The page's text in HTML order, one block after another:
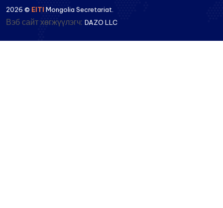
2026 © EITI Mongolia Secretariat.
Вэб сайт хөгжүүлэгч: DAZO LLC